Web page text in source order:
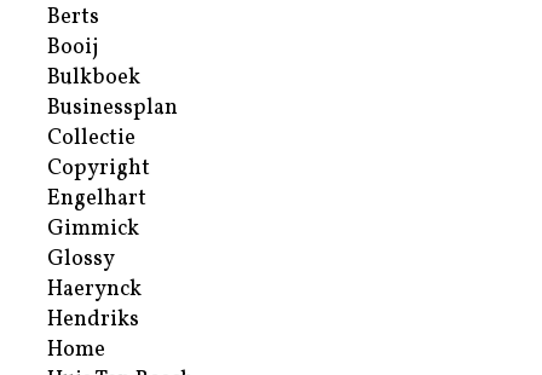
Berts
Booij
Bulkboek
Businessplan
Collectie
Copyright
Engelhart
Gimmick
Glossy
Haerynck
Hendriks
Home